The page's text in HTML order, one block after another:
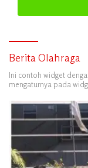
Berita Olahraga
Ini contoh widget
mengaturnya pada